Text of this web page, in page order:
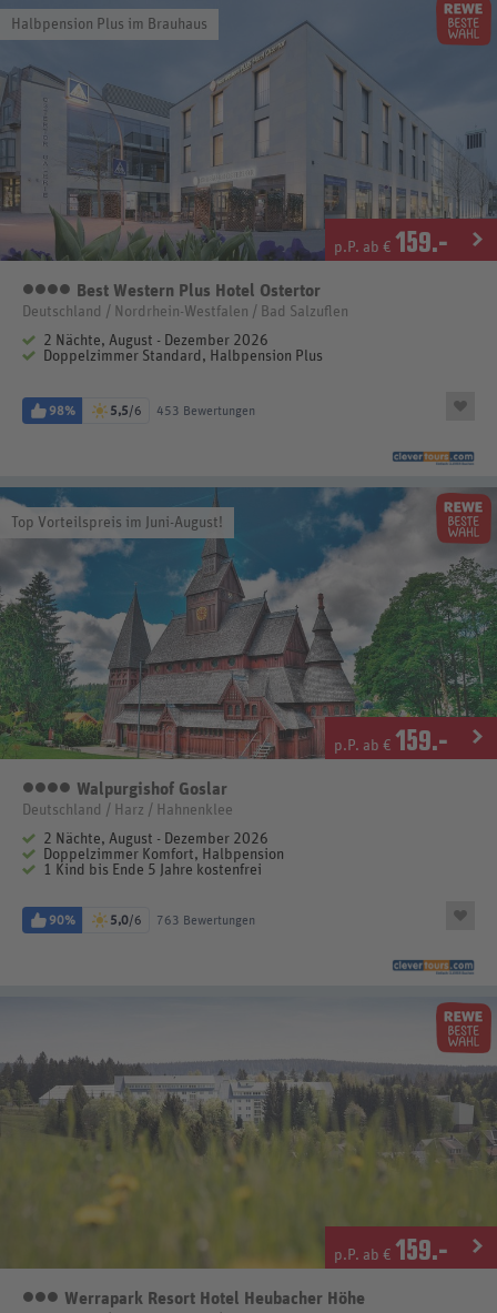
Halbpension Plus im Brauhaus
p.P. ab € 159.-
4 Sterne
Best Western Plus Hotel Ostertor
Deutschland / Nordrhein-Westfalen / Bad Salzuflen
2 Nächte, August - Dezember 2026
Doppelzimmer Standard, Halbpension Plus
98% 5,5/6 453 Bewertungen
Top Vorteilspreis im Juni-August!
p.P. ab € 159.-
4 Sterne
Walpurgishof Goslar
Deutschland / Harz / Hahnenklee
2 Nächte, August - Dezember 2026
Doppelzimmer Komfort, Halbpension
1 Kind bis Ende 5 Jahre kostenfrei
90% 5,0/6 763 Bewertungen
p.P. ab € 159.-
3 Sterne
Werrapark Resort Hotel Heubacher Höhe